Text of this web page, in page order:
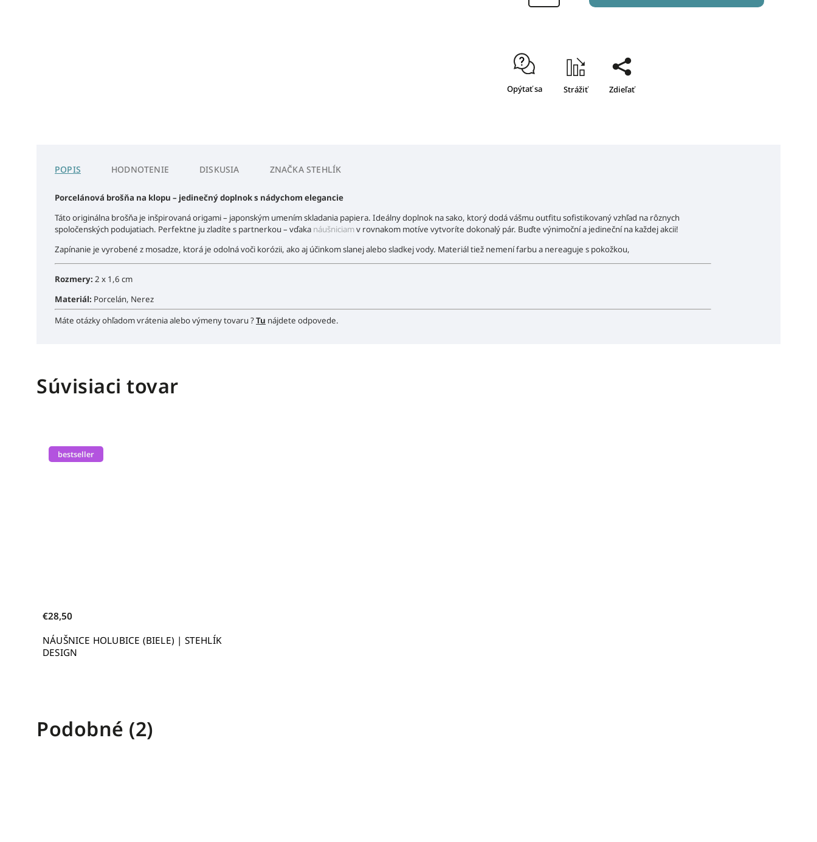
Opýtať sa Strážiť Zdieľať
POPIS HODNOTENIE DISKUSIA ZNAČKASTEHLÍK
Porcelánová brošňa na klopu – jedinečný doplnok s nádychom elegancie
Táto originálna brošňa je inšpirovaná origami – japonským umením skladania papiera. Ideálny doplnok na sako, ktorý dodá vášmu outfitu sofistikovaný vzhľad na rôznych
spoločenských podujatiach. Perfektne ju zladíte s partnerkou – vďaka náušniciamv rovnakom motíve vytvoríte dokonalý pár. Buďte výnimoční a jedineční na každej akcii!
Zapínanie je vyrobené z mosadze, ktorá je odolná voči korózii, ako aj účinkom slanej alebo sladkej vody. Materiál tiež nemení farbu a nereaguje s pokožkou,
Rozmery: 2 x 1,6 cm
Materiál: Porcelán, Nerez
Máte otázky ohľadom vrátenia alebo výmeny tovaru ?Tu nájdete odpovede.
Súvisiaci tovar
bestseller
NÁUŠNICE HOLUBICE (BIELE) | STEHLÍK
DESIGN
€28,50
Podobné (2)